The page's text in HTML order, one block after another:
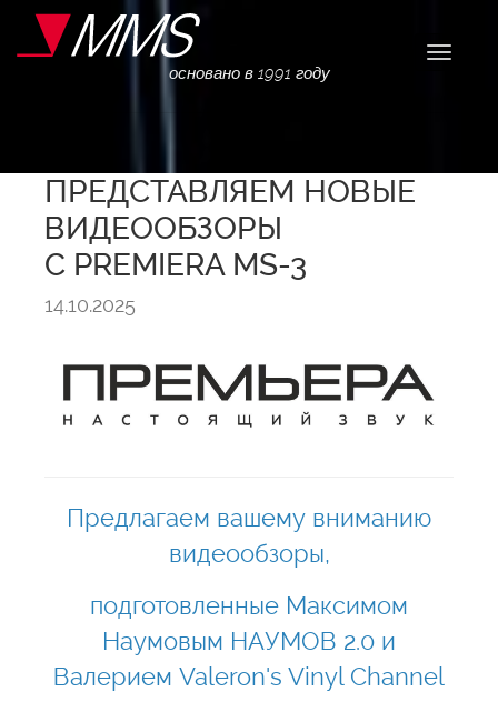
основано в 1991 году
ПРЕДСТАВЛЯЕМ НОВЫЕ
ВИДЕООБЗОРЫ
С PREMIERA MS-3
14.10.2025
Предлагаем вашему вниманию
видеообзоры,
подготовленные Максимом
Наумовым НАУМОВ 2.0 и
Валерием Valeron's Vinyl Channel